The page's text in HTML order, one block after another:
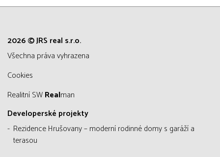
2026 © JRS real s.r.o.
všechna práva vyhrazena
Cookies
Realitní SWRealman
Developerské projekty
Rezidence Hrušovany – moderní rodinné domy s garáží a
terasou